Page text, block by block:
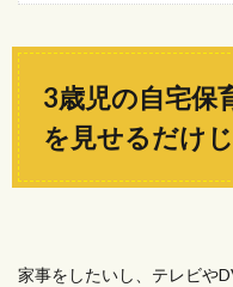
3歳児の自宅保
を見せるだけ
家事をしたいし、テレビや